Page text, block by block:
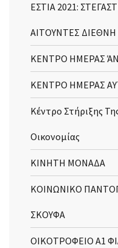
ΕΣΤΙΑ 2021:
ΑΙΤΟΥΝΤΕΣ
ΚΕΝΤΡΟ ΗΜΕΡΑΣ
ΚΕΝΤΡΟ ΗΜΕΡΑΣ
Κέντρο Στήριξης
Οικονομίας
ΚΙΝΗΤΗ ΜΟΝΑΔΑ
ΚΟΙΝΩΝΙΚΟ
ΣΚΟΥΦΑ
ΟΙΚΟΤΡΟΦΕΙΟ Α1